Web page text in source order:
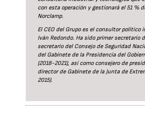
con esta operación y gestionará el 51 %
Norclamp.
El CEO del Grupo es el consultor político
Iván Redondo. Ha sido primer secretario
secretario del Consejo de Seguridad
del Gabinete de la Presidencia del
(2018-2021), así como consejero de
director de Gabinete de la Junta de
2015).